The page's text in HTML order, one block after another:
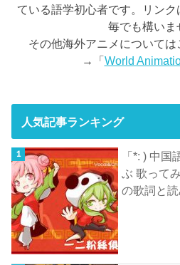
ている語学初心者です。リン
毎でも構いま
その他海外アニメについて
→「World
人気記事ランキング
「*: ) 中
ぶ 歌って
の歌詞と